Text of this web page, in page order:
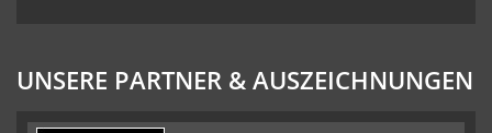
UNSERE PARTNER & AUSZEICHNUNGEN